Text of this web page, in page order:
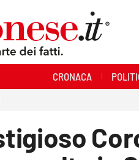
CRONACA